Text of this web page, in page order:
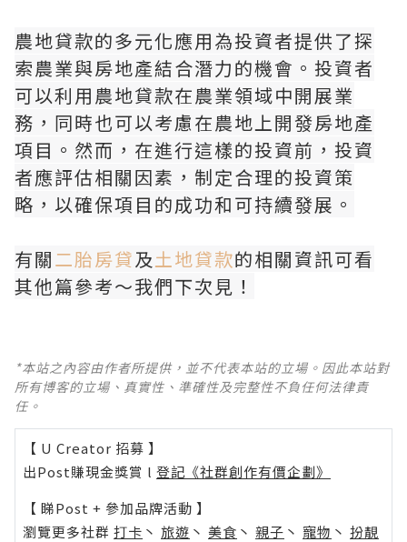
農地貸款的多元化應用為投資者提供了探
索農業與房地產結合潛力的機會。投資者
可以利用農地貸款在農業領域中開展業
務，同時也可以考慮在農地上開發房地產
項目。然而，在進行這樣的投資前，投資
者應評估相關因素，制定合理的投資策
略，以確保項目的成功和可持續發展。
有關二胎房貸及土地貸款的相關資訊可看
其他篇參考～我們下次見！
*本站之內容由作者所提供，並不代表本站的立場。因此本站對
所有博客的立場、真實性、準確性及完整性不負任何法律責
任。
【 U Creator 招募 】
出Post賺現金獎賞 l 登記《社群創作有價企劃》
【 睇Post + 參加品牌活動 】
瀏覽更多社群 打卡 丶 旅遊 丶 美食 丶 親子 丶 寵物 丶 扮靚